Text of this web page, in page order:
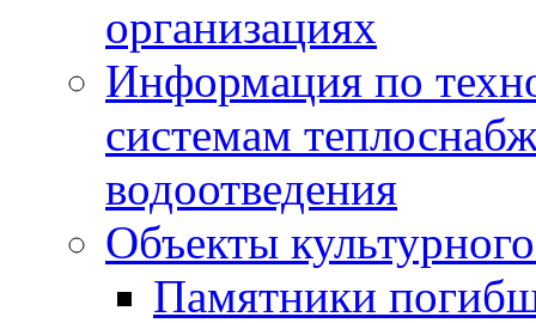
организациях
Информация по
системам
водоотведения
Объекты
Памятники